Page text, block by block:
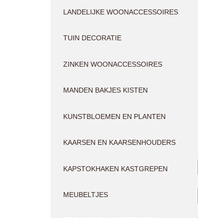
LANDELIJKE WOONACCESSOIRES
TUIN DECORATIE
ZINKEN WOONACCESSOIRES
MANDEN BAKJES KISTEN
KUNSTBLOEMEN EN PLANTEN
KAARSEN EN KAARSENHOUDERS
KAPSTOKHAKEN KASTGREPEN
MEUBELTJES